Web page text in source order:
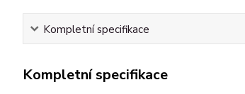
Kompletní specifikace
Kompletní specifikace